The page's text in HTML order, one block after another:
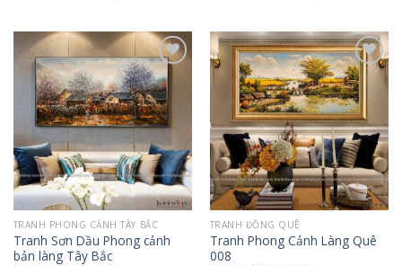
Add to
Wishlist
TRANH PHONG CẢNH TÂY BẮC
Tranh Sơn Dầu Phong cảnh
bản làng Tây Bắc
Add to
Wishlist
TRANH ĐỒNG QUÊ
Tranh Phong Cảnh Làng Quê
008